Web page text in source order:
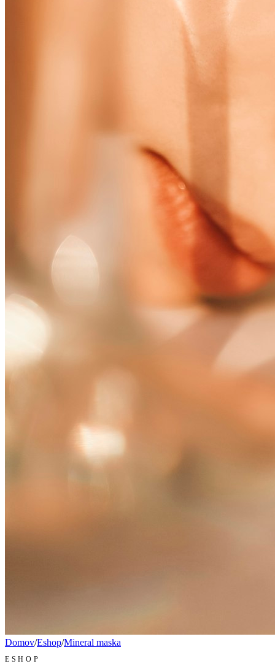
Domov/Eshop/Mineral maska
ESHOP